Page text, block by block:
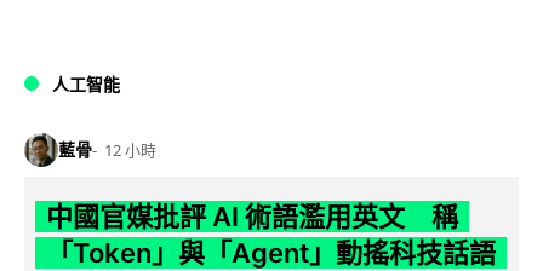
人工智能
藍骨 12 小時
中國官媒批評 AI 術語濫用英文 稱
「Token」與「Agent」動搖科技話語